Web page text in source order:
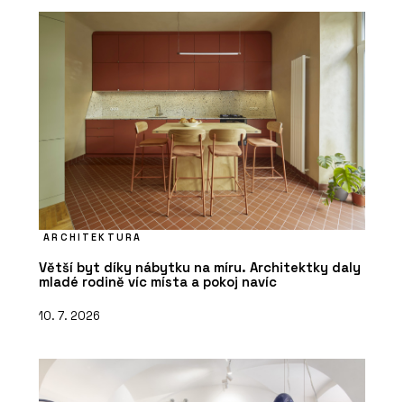
ARCHITEKTURA
Větší byt díky nábytku na míru. Architektky daly
mladé rodině víc místa a pokoj navíc
10. 7. 2026